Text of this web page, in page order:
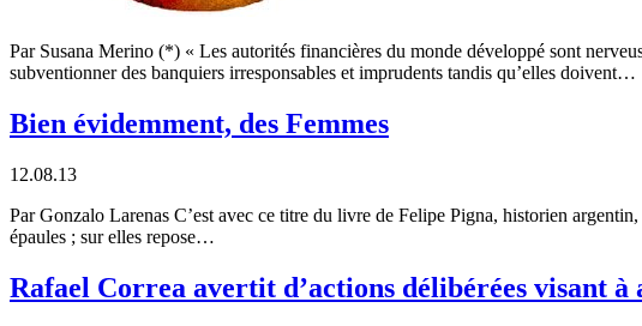
Par Susana Merino (*) « Les autorités financières du monde développé sont
subventionner des banquiers irresponsables et imprudents tandis qu’elles doivent…
Bien évidemment, des Femmes
12.08.13
Par Gonzalo Larenas C’est avec ce titre du livre de Felipe Pigna, historien
épaules ; sur elles repose…
Rafael Correa avertit d’actions délibérées visant